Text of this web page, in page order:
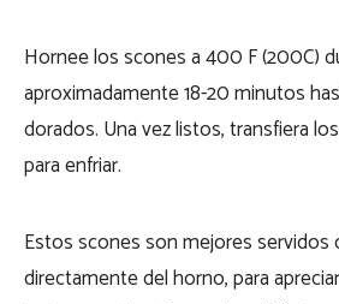
Hornee los scones a 400 F (200C)
aproximadamente 18-20 minutos
dorados. Una vez listos, transfiera
para enfriar.
Estos scones son mejores servidos
directamente del horno, para